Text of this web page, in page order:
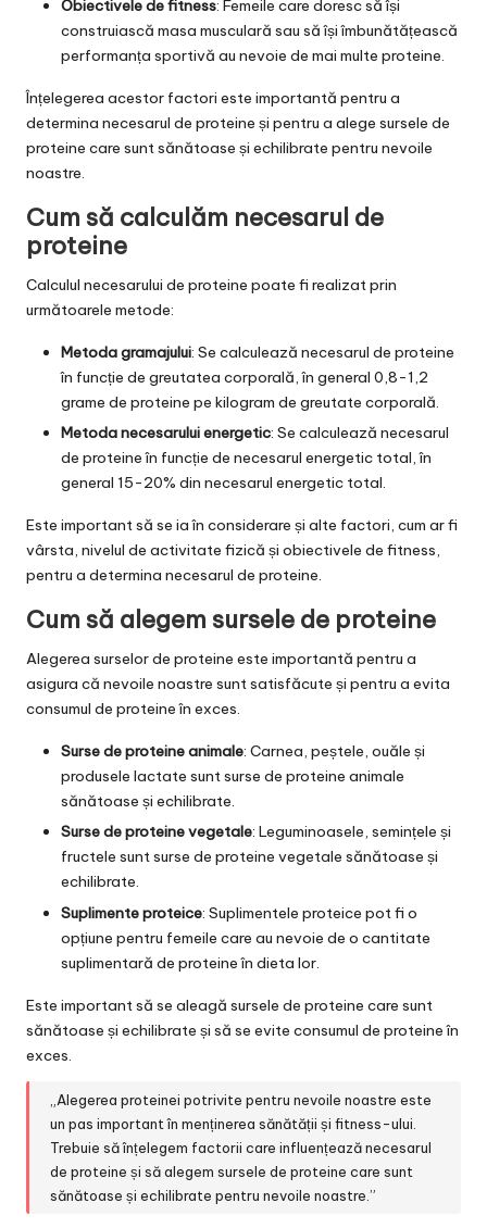
Obiectivele de fitness: Femeile care doresc să își
construiască masa musculară sau să își îmbunătățească
performanța sportivă au nevoie de mai multe proteine.
Înțelegerea acestor factori este importantă pentru a
determina necesarul de proteine și pentru a alege sursele de
proteine care sunt sănătoase și echilibrate pentru nevoile
noastre.
Cum să calculăm necesarul de
proteine
Calculul necesarului de proteine poate fi realizat prin
următoarele metode:
Metoda gramajului: Se calculează necesarul de proteine
în funcție de greutatea corporală, în general 0,8-1,2
grame de proteine pe kilogram de greutate corporală.
Metoda necesarului energetic: Se calculează necesarul
de proteine în funcție de necesarul energetic total, în
general 15-20% din necesarul energetic total.
Este important să se ia în considerare și alte factori, cum ar fi
vârsta, nivelul de activitate fizică și obiectivele de fitness,
pentru a determina necesarul de proteine.
Cum să alegem sursele de proteine
Alegerea surselor de proteine este importantă pentru a
asigura că nevoile noastre sunt satisfăcute și pentru a evita
consumul de proteine în exces.
Surse de proteine animale: Carnea, peștele, ouăle și
produsele lactate sunt surse de proteine animale
sănătoase și echilibrate.
Surse de proteine vegetale: Leguminoasele, semințele și
fructele sunt surse de proteine vegetale sănătoase și
echilibrate.
Suplimente proteice: Suplimentele proteice pot fi o
opțiune pentru femeile care au nevoie de o cantitate
suplimentară de proteine în dieta lor.
Este important să se aleagă sursele de proteine care sunt
sănătoase și echilibrate și să se evite consumul de proteine în
exces.
„Alegerea proteinei potrivite pentru nevoile noastre este
un pas important în menținerea sănătății și fitness-ului.
Trebuie să înțelegem factorii care influențează necesarul
de proteine și să alegem sursele de proteine care sunt
sănătoase și echilibrate pentru nevoile noastre.”